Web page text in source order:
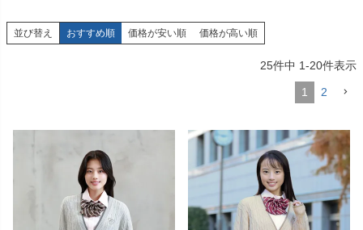
並び替え おすすめ順 価格が安い順 価格が高い順
25件中 1-20件表示
1 2